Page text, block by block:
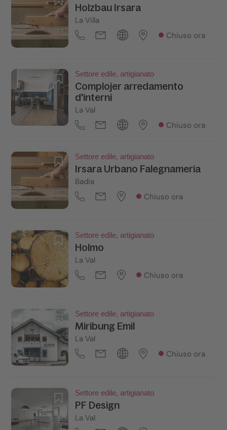
Holzbau Irsara
La Villa
Chiuso ora
Settore edile, artigianato
Complojer arredamento
d'interni
La Val
Chiuso ora
Settore edile, artigianato
Irsara Urbano Falegnameria
Badia
Chiuso ora
Settore edile, artigianato
Holmo
La Val
Chiuso ora
Settore edile, artigianato
Miribung Emil
La Val
Chiuso ora
Settore edile, artigianato
PF Design
La Val